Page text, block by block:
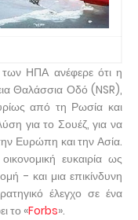
των ΗΠΑ ανέφερε ότι η
Θαλάσσια Οδό (NSR),
από τη Ρωσία και
για το Σουέζ, για να
Ευρώπη και την Ασία.
ευκαιρία ως
- και μια επικίνδυνη
έλεγχο σε ένα
το «Forbs».